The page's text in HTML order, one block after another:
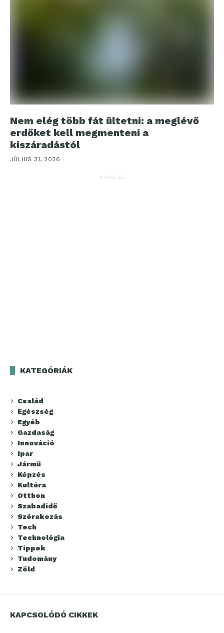
Nem elég több fát ültetni: a meglévő
erdőket kell megmenteni a
kiszáradástól
JÚLIUS 31, 2026
HIRDETÉS
KATEGÓRIÁK
Család
Egészség
Egyéb
Gazdaság
Innováció
Ipar
Jármű
Képzés
Kultúra
Otthon
Szabadidő
Szórakozás
Tech
Technológia
Tippek
Tudomány
Zöld
KAPCSOLÓDÓ CIKKEK